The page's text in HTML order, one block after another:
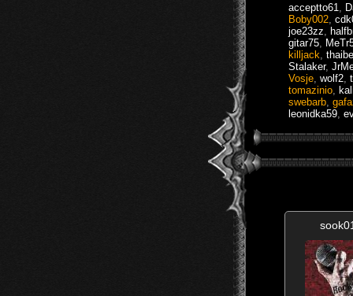
acceptto61
Boby002
joe23zz
gitar75
killjack
Stalaker,
Vosje wolf2
tomazinio
swebarb
leonidka59